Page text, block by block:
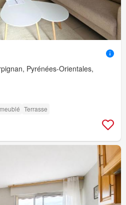
Pyrénées-Orientales,
Terrasse